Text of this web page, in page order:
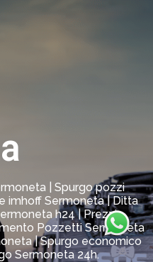
| Spurgo pozzi
imhoff Sermoneta | Ditta
h24 | Prezzi
Pozzetti Sermoneta
| Spurgo economico
Sermoneta 24h.